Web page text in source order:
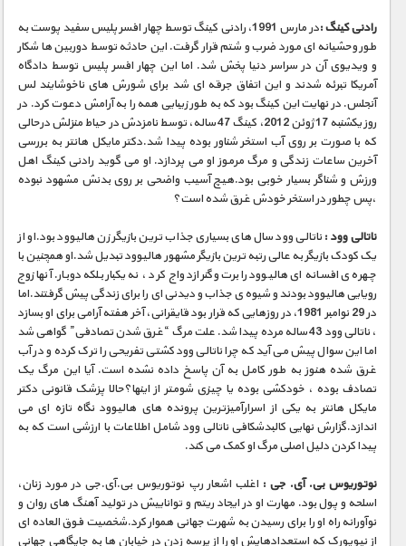
رادنی کینگ :
در مارس 1991، رادنی کینگ توسط چهار افسر پلیس سفید پوست به
طور وحشیانه ای مورد ضرب و شتم قرار گرفت. این حادثه توسط دوربین ها شکار
و ویدیوی آن در سراسر دنیا پخش شد. اما این چهار افسر پلیس توسط دادگاه
آمریکا تبرئه شدند و این اتفاق جرقه ای شد برای شورش های ناخوشایند لس
آنجلس. در نهایت این کینگ بود که به طور زیبایی همه را به آرامش دعوت کرد. در
روز یکشنبه 17 ژوئن 2012، کینگ 47 ساله، توسط نامزدش در حیاط منزلش درحالی
که با صورت بر روی آب استخر شناور بوده پیدا شد.دکتر مایکل هانتر به بررسی
آخرین ساعات زندگی و مرگ مرموز او می پردازد. او می گوید رادنی کینگ اهل
ورزش و شناگر بسیار خوبی بود.هیچ آسیب واضحی بر روی بدنش مشهود نبوده
،پس چطور در استخر خودش غرق شده است؟
ناتالی وود : ناتالی وود سال های بسیاری جذاب ترین بازیگر زن هالیوود بود.او از
یک کودک بازیگر به عالی رتبه ترین بازیگر مشهور هالیوود تبدیل شد.او همچنین با
چهره ی افسانه ای هالیوود رابرت وگنر ازدواج کرد ، نه یکبار بلکه دوبار. آنها زوج
رویایی هالیوود بودند و شیوه ی جذاب و دیدنی ای را برای زندگی پیش گرفتند.اما
در 29 نوامبر 1981، در روزهایی که قرار بود قایقرانی، آخر هفته آرامی برای او بسازد
، ناتالی وود 43 ساله مرده پیدا شد. علت مرگ “غرق شدن تصادفی” گواهی شد
اما این سوال پیش می آید که چرا ناتالی وود کشتی تفریحی را ترک کرده و در آب
غرق شده هنوز به طور کامل به آن پاسخ داده نشده است. آیا این مرگ یک
تصادف بوده ، خودکشی بوده یا چیزی شومتر از اینها؟حالا پزشک قانونی دکتر
مایکل هانتر به یکی از اسرارآمیزترین پرونده های هالیوود نگاه تازه ای می
اندازد.گزارش نهایی کالبدشکافی ناتالی وود شامل اطلاعات با ارزشی است که به
پیدا کردن دلیل اصلی مرگ او کمک می کند.
نوتوریوس بی. آی. جی : اغلب اشعار رپ نوتوریوس بی.آی.جی در مورد زنان،
اسلحه و پول بود. مهارت او در ایجاد ریتم و تواناییش در تولید آهنگ های روان و
نوآورانه راه او را برای رسیدن به شهرت جهانی هموار کرد.شخصیت فوق العاده ای
از نیویورک که استعدادهایش او را از پرسه زدن در خیابان ها به جایگاهی جهانی